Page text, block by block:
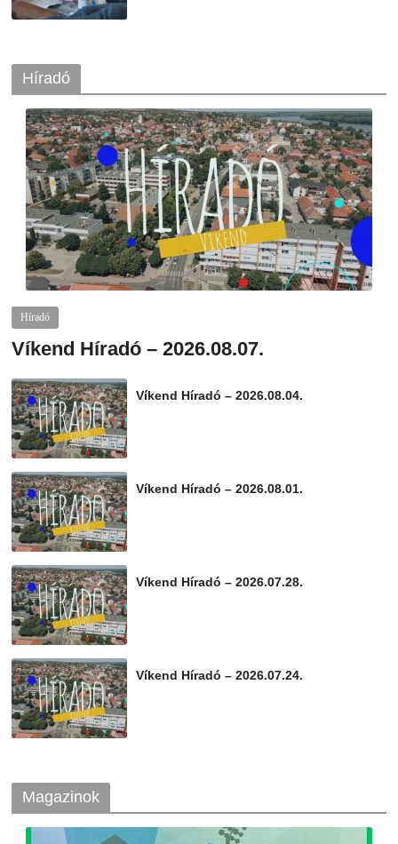
Híradó
Híradó
Víkend Híradó – 2026.08.07.
Víkend Híradó – 2026.08.04.
Víkend Híradó – 2026.08.01.
Víkend Híradó – 2026.07.28.
Víkend Híradó – 2026.07.24.
Magazinok